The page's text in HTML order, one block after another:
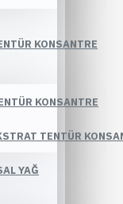
KONSANTRE
KONSANTRE
TENTÜR
YAĞ